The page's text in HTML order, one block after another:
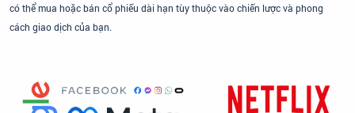
có thể mua hoặc bán cổ phiếu dài hạn tùy thuộc vào chiến lược và phong
cách giao dịch của bạn.